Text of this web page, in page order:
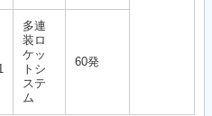
多連
装ロ
ケッ
トシ
ステ
ム
60発